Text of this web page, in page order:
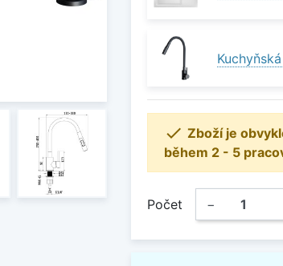
 Zboží je
během 2 - 5
Počet −